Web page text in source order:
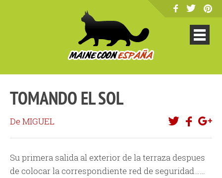
TOMANDO EL SOL
De MIGUEL
Su primera salida al exterior de la terraza despues
de colocar la correspondiente red de seguridad……